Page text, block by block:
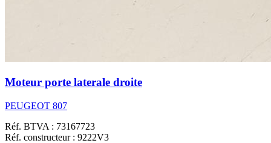
Moteur porte laterale droite
PEUGEOT 807
Réf. BTVA : 73167723
Réf. constructeur : 9222V3